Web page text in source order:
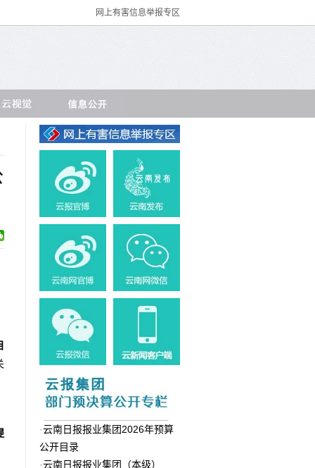
网上有害信息举报专区
·云南日报报业集团2026年预算
公开目录
·云南日报报业集团（本级）